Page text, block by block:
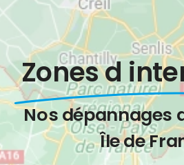
Zones d
Nos dépannages
Île de